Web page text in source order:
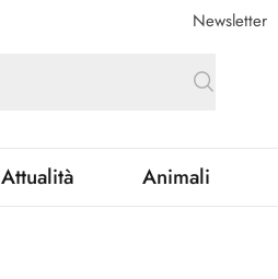
Newsletter
Attualità Animali